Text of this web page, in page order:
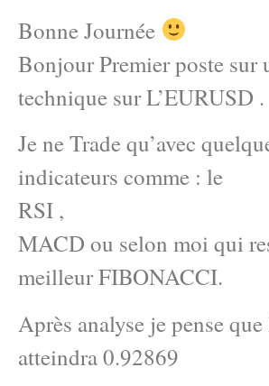
Bonne Journée
Bonjour Premier poste sur
technique sur L’EURUSD .
Je ne Trade qu’avec
indicateurs comme : le
RSI ,
MACD ou selon moi qui
meilleur FIBONACCI.
Après analyse je pense
atteindra 0.92869